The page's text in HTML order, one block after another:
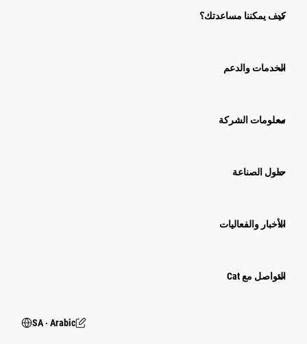
كيف يمكننا مساعدتك؟
الخدمات والدعم
معلومات الشركة
حلول الصناعة
الأخبار والفعاليات
التواصل مع Cat
SA ‧ Arabic